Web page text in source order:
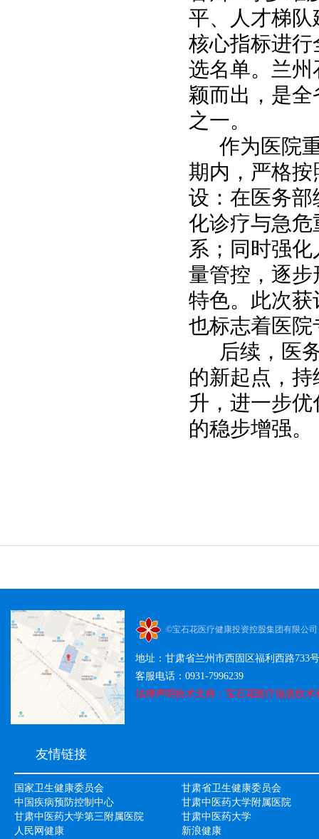
平、人才梯队
核心指标进
选名单。兰
颖而出，是全
之一。
作为医院
期内，严格
设：在医务
化诊疗与急
系；同时强
量管控，逐
特色。此次
也标志着医
后续，医
的新起点，
升，进一步
的稳步增强。
©宝石花医疗健康投资控股集团有限公
地址：甘肃省兰州市西固区福利西路733号
客服电话：0931-7996239
法律声明技术支持：宝石花医疗信息技术
友情链接
国家卫生健康委员会
甘肃省卫生健康委员会
中国疾病预防控制中心
甘肃中医药大学附属医院
甘肃中医药大学第三附属医院
甘肃中医药大学
人民网健康
新浪健康